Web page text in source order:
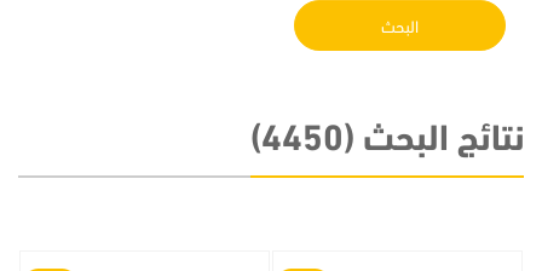
البحث
نتائج البحث (4450)